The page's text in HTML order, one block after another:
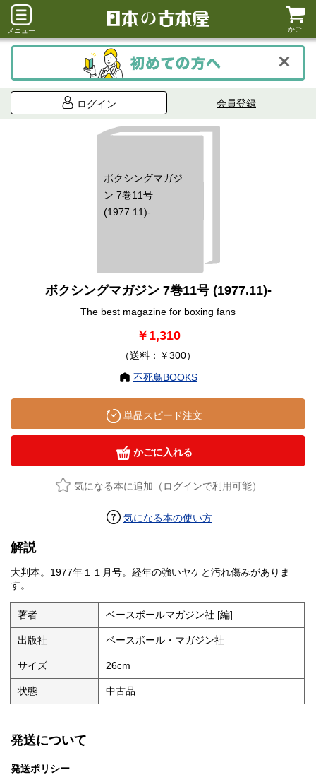
メニュー かご
ログイン 会員登録
ボクシングマガジ
ン 7巻11号
(1977.11)-
ボクシングマガジン 7巻11号 (1977.11)-
The best magazine for boxing fans
￥1,310
（送料：￥300）
不死鳥BOOKS
単品スピード注文
かごに入れる
気になる本に追加（ログインで利用可能）
気になる本の使い方
解説
大判本。1977年１１月号。経年の強いヤケと汚れ傷みがありま
す。
著者 ベースボールマガジン社 [編]
出版社 ベースボール・マガジン社
サイズ 26cm
状態 中古品
発送について
発送ポリシー